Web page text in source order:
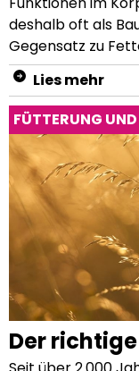
Lies mehr
FÜTTERUNG
Der